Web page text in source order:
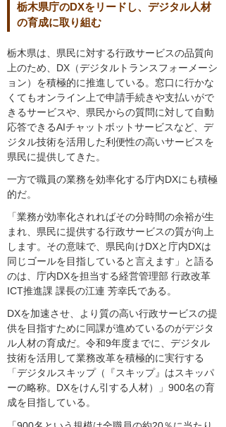
栃木県庁のDXをリードし、デジタル人材
の育成に取り組む
栃木県は、県民に対する行政サービスの品質向
上のため、DX（デジタルトランスフォーメーシ
ョン）を積極的に推進している。窓口に行かな
くてもオンライン上で申請手続きや支払いがで
きるサービスや、県民からの質問に対して自動
応答できるAIチャットボットサービスなど、デ
ジタル技術を活用した利便性の高いサービスを
県民に提供してきた。
一方で職員の業務を効率化する庁内DXにも積極
的だ。
「業務が効率化されればその分時間の余裕が生
まれ、県民に提供する行政サービスの質が向上
します。その意味で、県民向けDXと庁内DXは
同じゴールを目指していると言えます」と語る
のは、庁内DXを担当する経営管理部 行政改革
ICT推進課 課長の江連 芳幸氏である。
DXを加速させ、より質の高い行政サービスの提
供を目指すために同課が進めているのがデジタ
ル人材の育成だ。令和9年度までに、デジタル
技術を活用して業務改革を積極的に実行する
「デジタルスキップ（『スキップ』はスキッパ
ーの略称。DXをけん引する人材）」900名の育
成を目指している。